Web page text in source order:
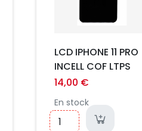
LCD IPHONE 11 PRO
INCELL COF LTPS
14,00 €
En stock